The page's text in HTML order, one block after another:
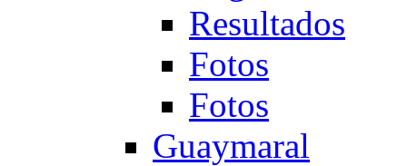
Resultados
Fotos
Fotos
Guaymaral